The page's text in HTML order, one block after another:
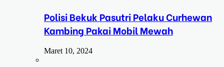
Polisi Bekuk Pasutri Pelaku Curhewan
Kambing Pakai Mobil Mewah
Maret 10, 2024